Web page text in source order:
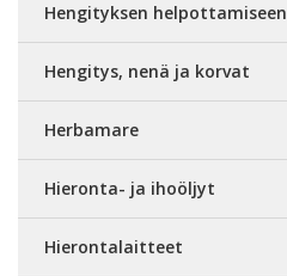
Hengityksen helpottamiseen
Hengitys, nenä ja korvat
Herbamare
Hieronta- ja ihoöljyt
Hierontalaitteet